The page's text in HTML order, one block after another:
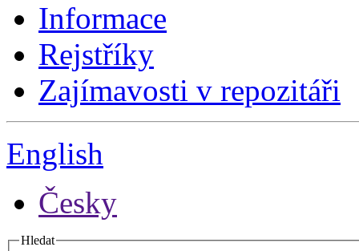
Informace
Rejstříky
Zajímavosti v repozitáři
English
Česky
Hledat